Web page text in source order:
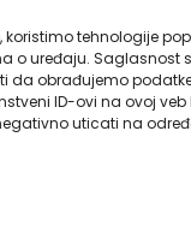
koristimo tehnologije
o uređaju. Saglasnost
obrađujemo
ID-ovi na ovoj
uticati na